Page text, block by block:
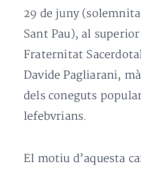
29 de juny
Sant Pau), al
Fraternitat
Davide Pagliarani,
dels coneguts
lefebvrians.
El motiu d’aquesta